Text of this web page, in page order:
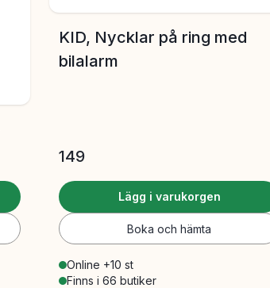
KID, Nycklar på ring med
bilalarm
149
Lägg i varukorgen
Boka och hämta
Online +10 st
Finns i 66 butiker